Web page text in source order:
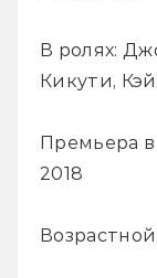
В ролях:
Кикути,
Премьера
2018